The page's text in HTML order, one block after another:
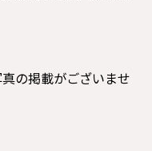
の掲載がございませ